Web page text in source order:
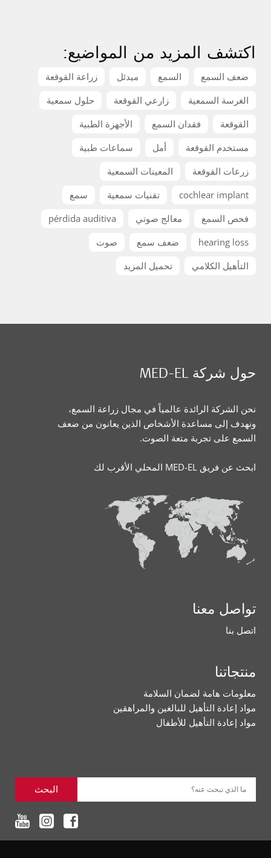
اكتشف المزيد من المواضيع:
ضعف السمع السمع ميدئل
زراعة القوقعة
الغرسة السمعية
زارعي القوقعة
حلول سمعية
القوقعة
فقدان السمع
الأجهزة الطبية
مستخدم القوقعة
أمل
سماعات طبية
زرعات القوقعة
المعينات السمعية
cochlear implant
تقنيات سمعية
سمع
فحص السمع
معالج صوتي
pérdida auditiva
hearing loss
ضعف سمع
صوت
التأهيل الكلامي
تحميل المزيد
حول شركة MED-EL
نحن الشركة الرائدة عالمياً في مجال زراعة السمع،
ونهدف إلى مساعدة الأشخاص الذين يعانون من ضعف
السمع على تجربة متعة الصوت.
ابحث عن فريق MED-EL المحلي الأقرب لك
تواصل معنا
اتصل بنا
منتجاتنا
معلومات هامة لضمان السلامة
مواد إعادة التأهيل للبالغين والمراهقين
مواد إعادة التأهيل للأطفال
ما الذي تبحث عنه؟ البحث